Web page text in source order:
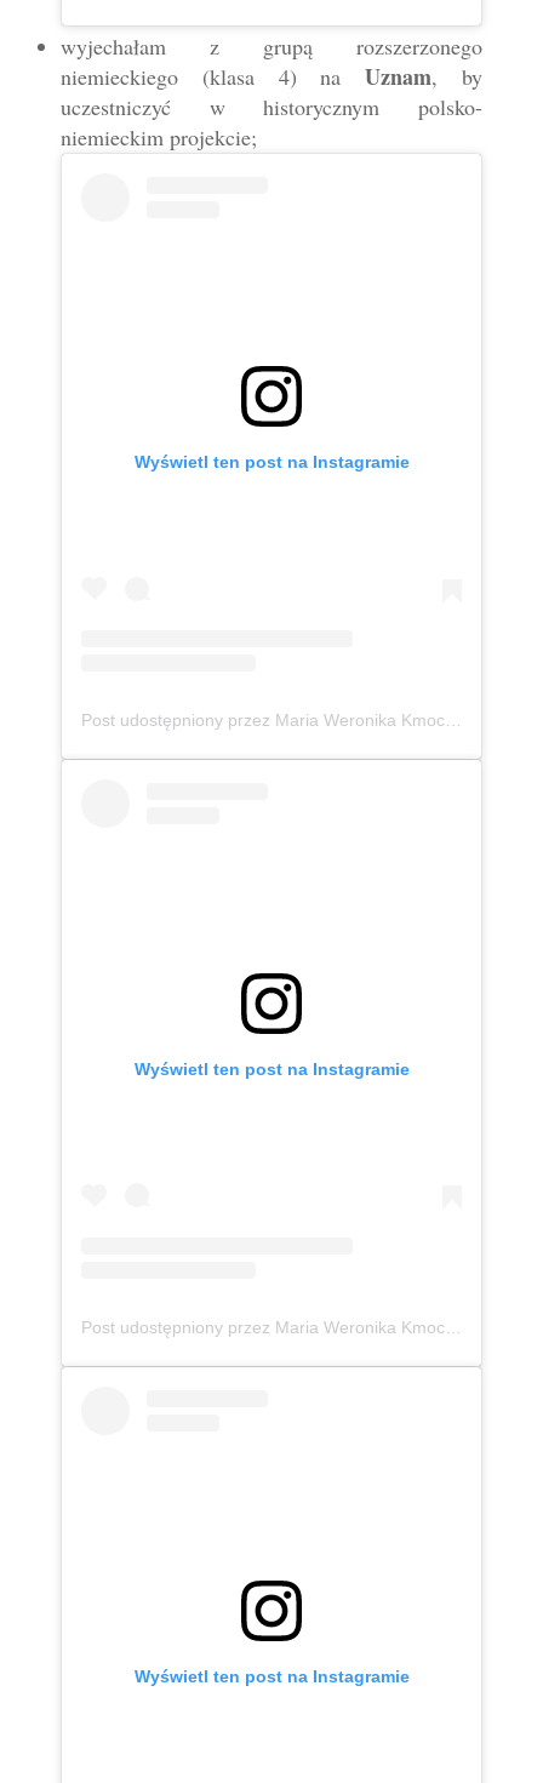
wyjechałam z grupą rozszerzonego
niemieckiego (klasa 4) naUznam, by
uczestniczyć w historycznym polsko-
niemieckim projekcie;
Wyświetl ten post na Instagramie
Post udostępniony przez Maria Weronika Kmoch 🦄 Kurpianka w wielkim świecie (@mwkmoch)
Wyświetl ten post na Instagramie
Post udostępniony przez Maria Weronika Kmoch 🦄 Kurpianka w wielkim świecie (@mwkmoch)
Wyświetl ten post na Instagramie